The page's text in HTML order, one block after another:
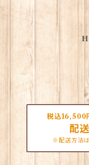
税込16,500
配
※配送方法